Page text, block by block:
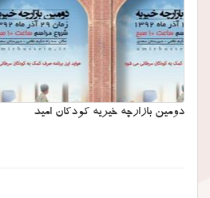
دومین بازارچه خیریه کودکان امید